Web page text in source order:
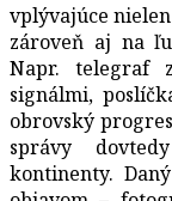
vplývajúce
zároveň aj na
Napr. telegraf
signálmi,
obrovský
správy
kontinenty.